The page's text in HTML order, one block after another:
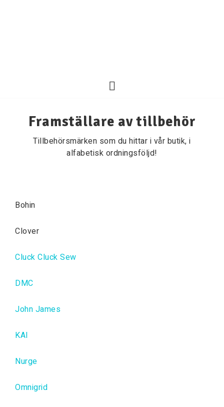
Framställare av tillbehör
Tillbehörsmärken som du hittar i vår butik, i
alfabetisk ordningsföljd!
Bohin
Clover
Cluck Cluck Sew
DMC
John James
KAI
Nurge
Omnigrid